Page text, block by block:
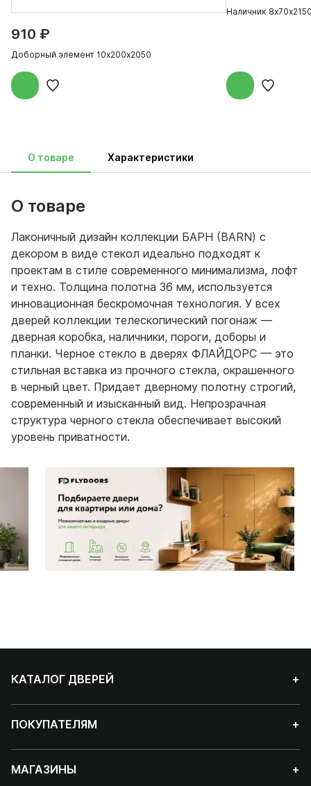
910 ₽
Доборный элемент 10х200х2050
Наличник
О товаре Характеристики
О товаре
Лаконичный дизайн коллекции БАРН (BARN) с
декором в виде стекол идеально подходят к
проектам в стиле современного минимализма, лофт
и техно. Толщина полотна 36 мм, используется
инновационная бескромочная технология. У всех
дверей коллекции телескопический погонаж —
дверная коробка, наличники, пороги, доборы и
планки. Черное стекло в дверях ФЛАЙДОРС — это
стильная вставка из прочного стекла, окрашенного
в черный цвет. Придает дверному полотну строгий,
современный и изысканный вид. Непрозрачная
структура черного стекла обеспечивает высокий
уровень приватности.
КАТАЛОГ ДВЕРЕЙ +
ПОКУПАТЕЛЯМ +
МАГАЗИНЫ +